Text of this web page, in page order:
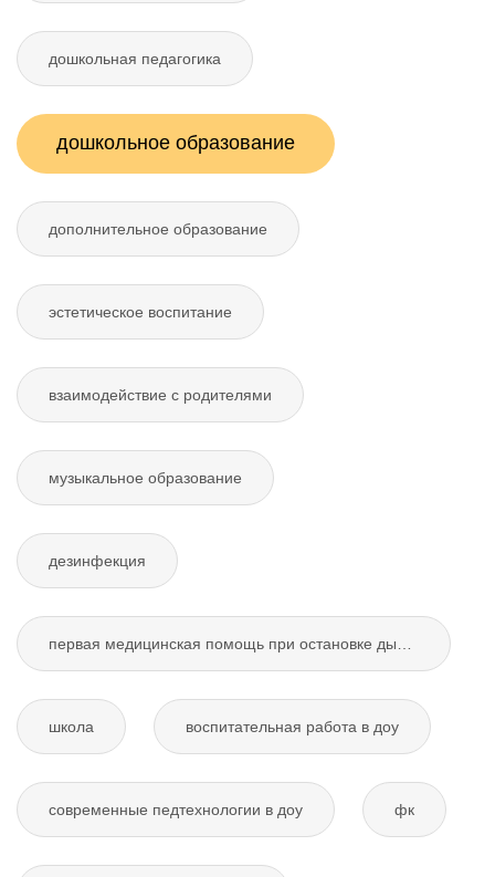
дошкольная педагогика
дошкольное образование
дополнительное образование
эстетическое воспитание
взаимодействие с родителями
музыкальное образование
дезинфекция
школа воспитательная работа в доу
современные педтехнологии в доу фк